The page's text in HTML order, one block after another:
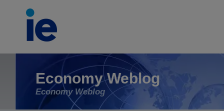
Economy Weblog
Economy Weblog